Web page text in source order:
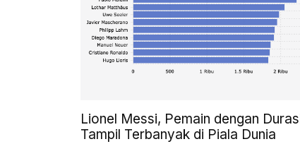
Lionel Messi, Pemain dengan
Tampil Terbanyak di Piala Dunia